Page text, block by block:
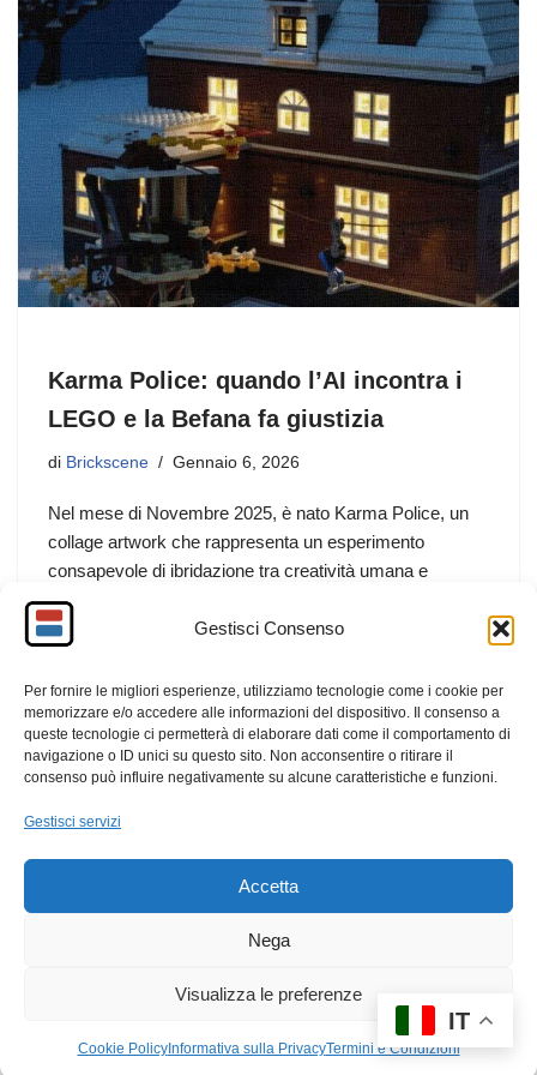
Gestisci Consenso
Per fornire le migliori esperienze, utilizziamo tecnologie come i cookie per
memorizzare e/o accedere alle informazioni del dispositivo. Il consenso a
queste tecnologie ci permetterà di elaborare dati come il comportamento di
navigazione o ID unici su questo sito. Non acconsentire o ritirare il
consenso può influire negativamente su alcune caratteristiche e funzioni.
Gestisci servizi
Accetta
Nega
Visualizza le preferenze
Cookie PolicyInformativa sulla PrivacyTermini e Condizioni
Karma Police: quando l’AI incontra i
LEGO e la Befana fa giustizia
di Brickscene Gennaio 6, 2026
Nel mese di Novembre 2025, è nato Karma Police, un
collage artwork che rappresenta un esperimento
consapevole di ibridazione tra creatività umana e
intelligenza artificiale. Un lavoro che unisce elementi
fisici reali, immaginario pop e intervento algoritmico,
riflessione morale.
F
a
c
e
b
M
a
o
d
E
m
C
o
di
vi
di
IT